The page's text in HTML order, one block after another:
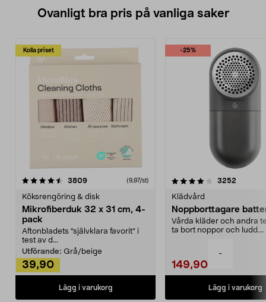
-
Ovanligt bra pris på vanliga saker
Kolla priset
3809recensioner (9,97/st)
Köksrengöring & disk
Mikrofiberduk 32 x 31 cm, 4-
pack
Aftonbladets "självklara favorit” i
test av d...
Utförande: Grå/beige
39,90
Lägg i varukorg
-25%
4.0av 5 stjärnor 3252
Klädvård
Noppborttagare
Vårda kläder och andra
ta bort noppor och ludd.
149,90
Lägg i varukorg
4.5av 5 stjärnor